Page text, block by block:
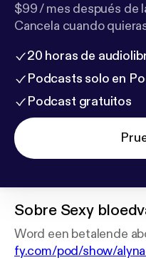
$99 / mes después de
Cancela cuando
20 horas de
Podcasts solo en
Podcast gratuitos
Sobre Sexy
Word een betalende
fy.com/pod/show/